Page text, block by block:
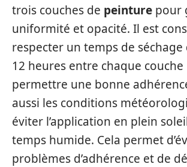
trois couches de peinture pour
uniformité et opacité. Il est
respecter un temps de séchage
12 heures entre chaque
permettre une bonne
aussi les conditions
éviter l’application en plein
temps humide. Cela permet
problèmes d’adhérence et de